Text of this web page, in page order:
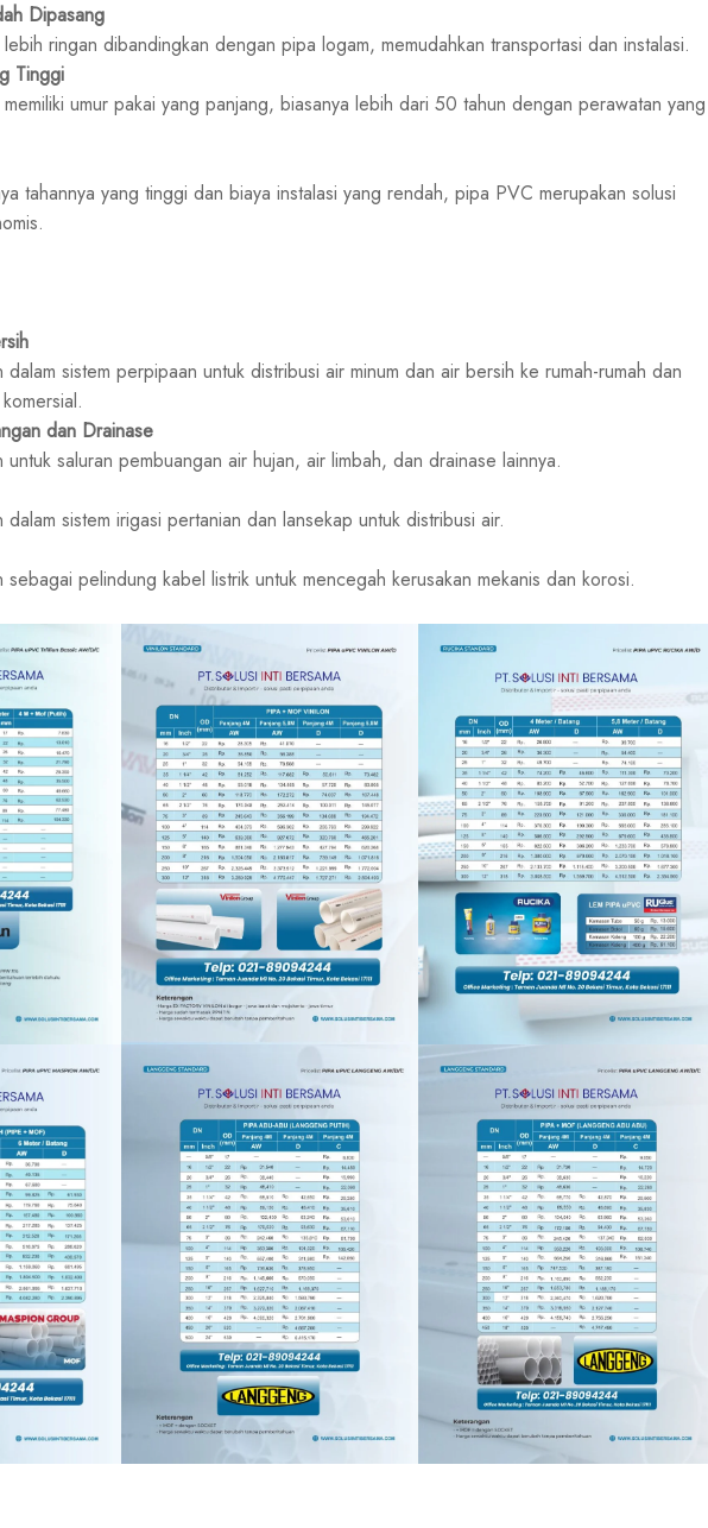
Dipasang
ringan dibandingkan dengan pipa logam, memudahkan transportasi dan instalasi.
Tinggi
umur pakai yang panjang, biasanya lebih dari 50 tahun dengan perawatan yang
tahannya yang tinggi dan biaya instalasi yang rendah, pipa PVC merupakan solusi
dalam sistem perpipaan untuk distribusi air minum dan air bersih ke rumah-rumah dan
dan Drainase
untuk saluran pembuangan air hujan, air limbah, dan drainase lainnya.
dalam sistem irigasi pertanian dan lansekap untuk distribusi air.
sebagai pelindung kabel listrik untuk mencegah kerusakan mekanis dan korosi.